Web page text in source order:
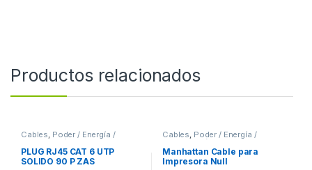
Productos relacionados
Cables Poder / Energía /
Alimentación
PLUG RJ45 CAT 6 UTP
SOLIDO 90 P ZAS
Cables Poder / Energía /
Alimentación
Manhattan Cable para
Impresora Null